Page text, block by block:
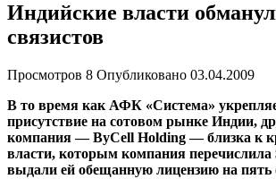
Индийские власти
связистов
Просмотров 8 Опубликовано 03.04.2009
В то время как АФК «Система»
присутствие на сотовом рынке Индии,
компания — ByCell Holding — близка к
власти, которым компания перечислила
выдали ей обещанную лицензию на пять